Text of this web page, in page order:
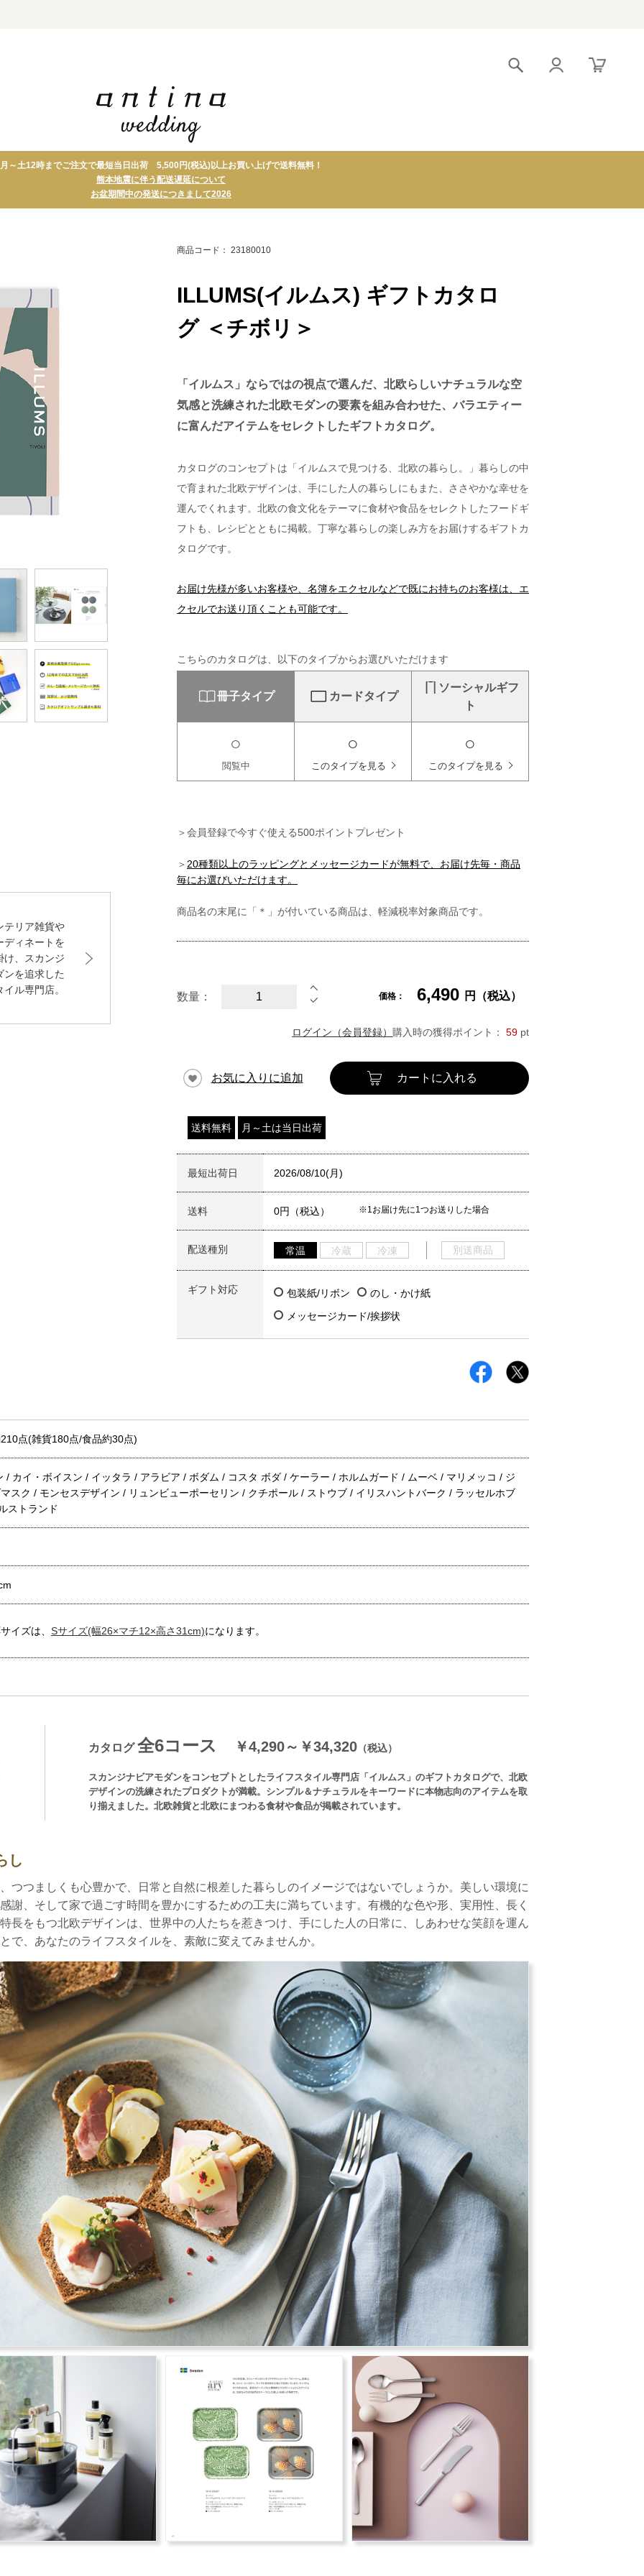
タオル
グルメ・スイーツ
テーブルウェア・キッ
引菓子
月～土12時までご注文で最短当日出荷 5,500円(税込)以上お買い上げで送料無料！
熊本地震に伴う配送遅延について
お盆期間中の発送につきまして2026
テリア雑貨や
ディネートを
け、スカンジ
ンを追求した
ル専門店。
商品コード： 23180010
ILLUMS(イルムス) ギフトカタロ
グ ＜チボリ＞
「イルムス」ならではの視点で選んだ、北欧らしいナチュラルな空
気感と洗練された北欧モダンの要素を組み合わせた、バラエティー
に富んだアイテムをセレクトしたギフトカタログ。
カタログのコンセプトは「イルムスで見つける、北欧の暮らし。」暮らしの中
で育まれた北欧デザインは、手にした人の暮らしにもまた、ささやかな幸せを
運んでくれます。北欧の食文化をテーマに食材や食品をセレクトしたフードギ
フトも、レシピとともに掲載。丁寧な暮らしの楽しみ方をお届けするギフトカ
タログです。
お届け先様が多いお客様や、名簿をエクセルなどで既にお持ちのお客様は、エ
クセルでお送り頂くことも可能です。
こちらのカタログは、以下のタイプからお選びいただけます
冊子タイプ カードタイプ
ソーシャルギフ
ト
○
閲覧中
○
このタイプを見る
○
このタイプを見る
＞会員登録で今すぐ使える500ポイントプレゼント
＞ 20種類以上のラッピングとメッセージカードが無料で、お届け先毎・商品
毎にお選びいただけます。
商品名の末尾に「＊」が付いている商品は、軽減税率対象商品です。
数量： 価格： 6,490 円（税込）
ログイン（会員登録） 購入時の獲得ポイント： 59 pt
お気に入りに追加 カートに入れる
送料無料 月～土は当日出荷
最短出荷日 2026/08/10(月)
送料 0円（税込） ※1お届け先に1つお送りした場合
配送種別 常温 冷蔵 冷凍 別送商品
ギフト対応 包装紙/リボン
のし・かけ紙
メッセージカード/挨拶状
点(雑貨180点/食品約30点)
/ カイ・ボイスン / イッタラ / アラビア / ボダム / コスタ ボダ / ケーラー / ホルムガード / ムーベ / マリメッコ / ジ
スク / モンセスデザイン / リュンビューポーセリン / クチポール / ストウブ / イリスハントバーク / ラッセルホブ
ストランド
イズは、 Sサイズ(幅26×マチ12×高さ31cm)になります。
カタログ 全6コース ￥4,290～￥34,320（税込）
スカンジナビアモダンをコンセプトとしたライフスタイル専門店「イルムス」のギフトカタログで、北欧
デザインの洗練されたプロダクトが満載。シンプル＆ナチュラルをキーワードに本物志向のアイテムを取
り揃えました。北欧雑貨と北欧にまつわる食材や食品が掲載されています。
し
つつましくも心豊かで、日常と自然に根差した暮らしのイメージではないでしょうか。美しい環境に
謝、そして家で過ごす時間を豊かにするための工夫に満ちています。有機的な色や形、実用性、長く
長をもつ北欧デザインは、世界中の人たちを惹きつけ、手にした人の日常に、しあわせな笑顔を運ん
で、あなたのライフスタイルを、素敵に変えてみませんか。